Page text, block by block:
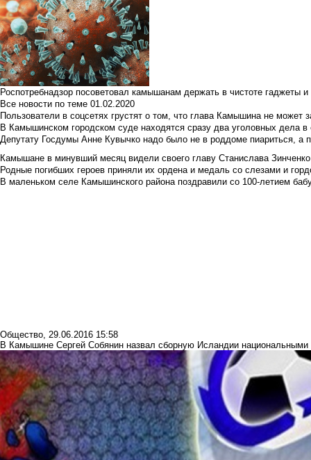
Роспотребнадзор посоветовал камышанам держать в чистоте гаджеты
Все новости по теме 01.02.2020
Пользователи в соцсетях грустят о том, что глава Камышина не может
В Камышинском городском суде находятся сразу два уголовных дела
Депутату Госдумы Анне Кувычко надо было не в роддоме пиариться, а
Камышане в минувший месяц видели своего главу Станислава Зинченко
Родные погибших героев приняли их ордена и медаль со слезами и
В маленьком селе Камышинского района поздравили со 100-летием
Общество, 29.06.2016 15:58
В Камышине Сергей Собянин назвал сборную Исландии национальными